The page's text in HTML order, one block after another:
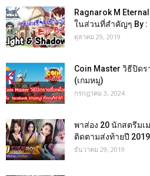
Ragnarok M
ในส่วนที่สำคัญๆ By :
ตุลาคม 29, 2019
Coin Master วิธีปิด
(เกมหมู)
กรกฎาคม 3, 2024
พาส่อง 20 นักสตรีมเ
ติดตามส่งท้ายปี
ธันวาคม 29, 2019